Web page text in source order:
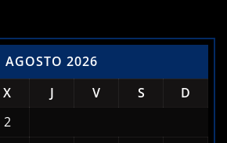
AGOSTO 2026
X J V S
D
2